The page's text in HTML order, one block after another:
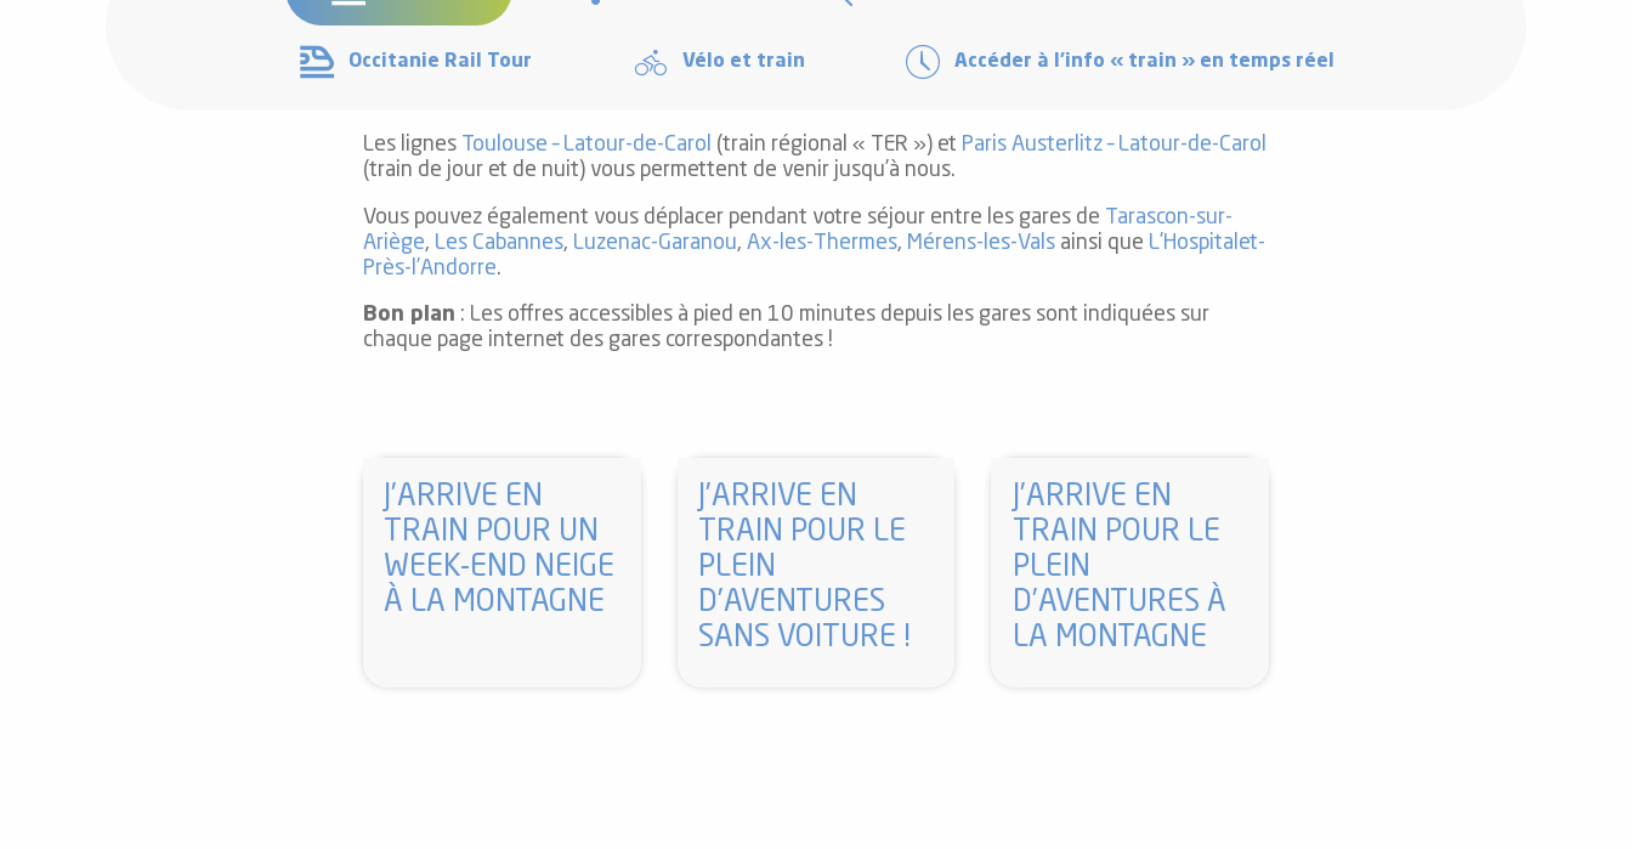
Occitanie Rail Tour Vélo et train Accéder à l’info « train » en temps réel
Les lignes Toulouse – Latour-de-Carol (train régional « TER ») et Paris Austerlitz – Latour-de-Carol
(train de jour et de nuit) vous permettent de venir jusqu’à nous.
Vous pouvez également vous déplacer pendant votre séjour entre les gares de
Tarascon-sur-
Ariège, Les Cabannes, Luzenac-Garanou, Ax-les-Thermes, Mérens-les-Valsainsi que L’Hospitalet-
Près-l’Andorre.
Bon plan : Les offres accessibles à pied en 10 minutes depuis les gares sont indiquées sur
chaque page internet des gares correspondantes !
J’ARRIVE EN
TRAIN POUR UN
WEEK-END NEIGE
À LA MONTAGNE
J’ARRIVE EN
TRAIN POUR LE
PLEIN
D’AVENTURES
SANS VOITURE !
J’ARRIVE EN
TRAIN POUR LE
PLEIN
D’AVENTURES À
LA MONTAGNE